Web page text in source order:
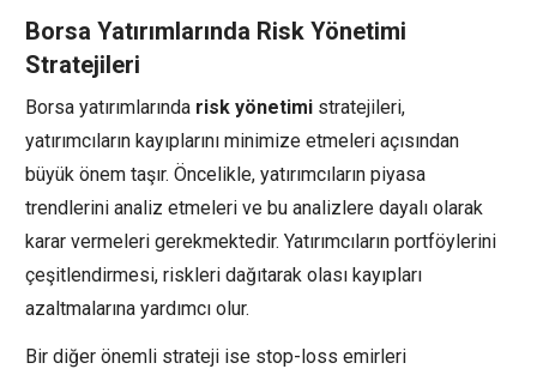
Borsa Yatırımlarında Risk Yönetimi
Stratejileri
Borsa yatırımlarında risk yönetimi stratejileri,
yatırımcıların kayıplarını minimize etmeleri açısından
büyük önem taşır. Öncelikle, yatırımcıların piyasa
trendlerini analiz etmeleri ve bu analizlere dayalı olarak
karar vermeleri gerekmektedir. Yatırımcıların portföylerini
çeşitlendirmesi, riskleri dağıtarak olası kayıpları
azaltmalarına yardımcı olur.
Bir diğer önemli strateji ise stop-loss emirleri